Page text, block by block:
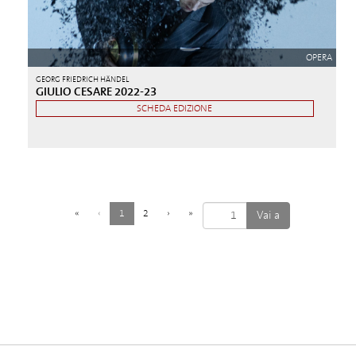
OPERA
GEORG FRIEDRICH HÄNDEL
GIULIO CESARE 2022-23
SCHEDA EDIZIONE
« ‹ 1
c
2 › »